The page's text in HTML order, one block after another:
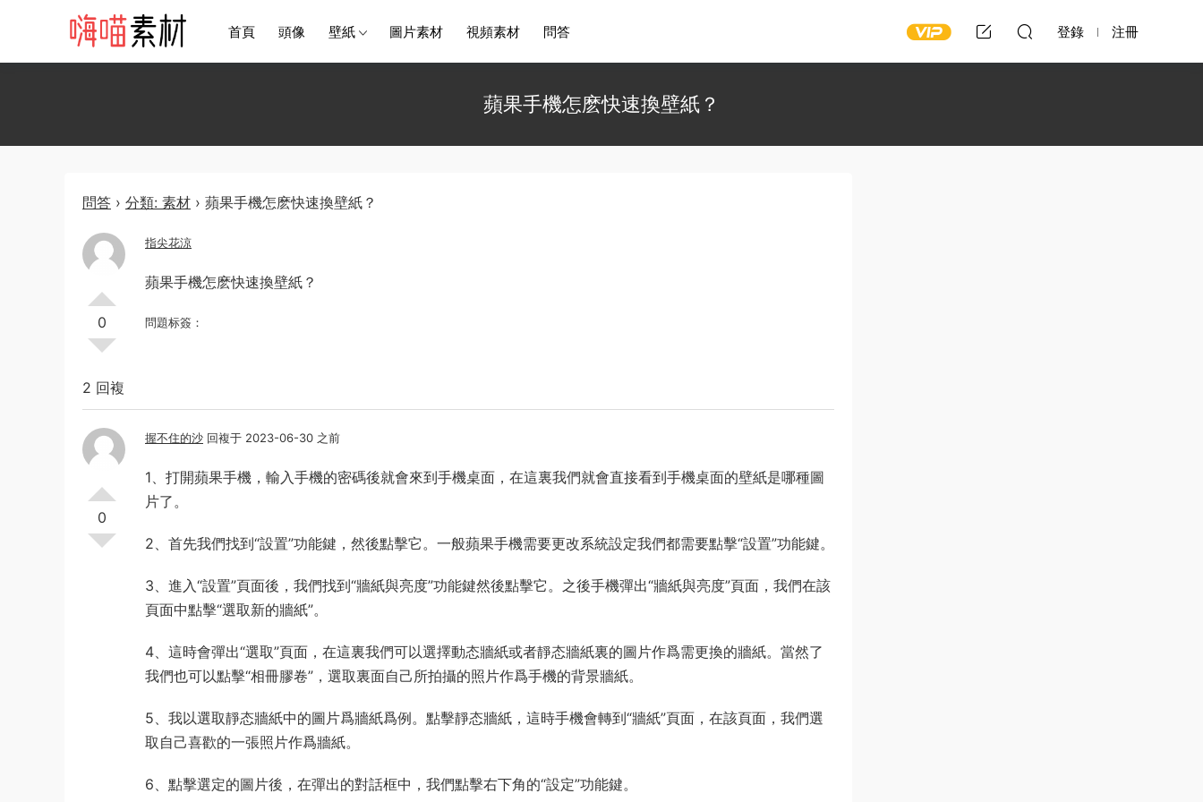
首頁 頭像 壁紙 圖片素材 視頻素材 問答 登錄 注冊
蘋果手機怎麽快速換壁紙？
問答 › 分類: 素材 › 蘋果手機怎麽快速換壁紙？
0
指尖花涼
蘋果手機怎麽快速換壁紙？
問題标簽：
2 回複
0
握不住的沙 回複于 2023-06-30 之前
1、打開蘋果手機，輸入手機的密碼後就會來到手機桌面，在這裏我們就會直接看到手機桌面的壁紙是哪種圖
片了。
2、首先我們找到“設置”功能鍵，然後點擊它。一般蘋果手機需要更改系統設定我們都需要點擊“設置”功能鍵。
3、進入“設置”頁面後，我們找到“牆紙與亮度”功能鍵然後點擊它。之後手機彈出“牆紙與亮度”頁面，我們在該
頁面中點擊“選取新的牆紙”。
4、這時會彈出“選取”頁面，在這裏我們可以選擇動态牆紙或者靜态牆紙裏的圖片作爲需更換的牆紙。當然了
我們也可以點擊“相冊膠卷”，選取裏面自己所拍攝的照片作爲手機的背景牆紙。
5、我以選取靜态牆紙中的圖片爲牆紙爲例。點擊靜态牆紙，這時手機會轉到“牆紙”頁面，在該頁面，我們選
取自己喜歡的一張照片作爲牆紙。
6、點擊選定的圖片後，在彈出的對話框中，我們點擊右下角的“設定”功能鍵。